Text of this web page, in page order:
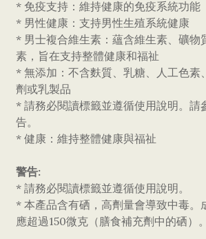
* 免疫支持：維持健康的免疫系統功能
* 男性健康：支持男性生殖系統健康
* 男士複合維生素：蘊含維生素、礦物
素，旨在支持整體健康和福祉
* 無添加：不含麩質、乳糖、人工色素
劑或乳製品
* 請務必閱讀標籤並遵循使用說明。請
告。
* 健康：維持整體健康與福祉
警告:
* 請務必閱讀標籤並遵循使用說明。
* 本產品含有硒，高劑量會導致中毒。
應超過150微克（膳食補充劑中的硒）。